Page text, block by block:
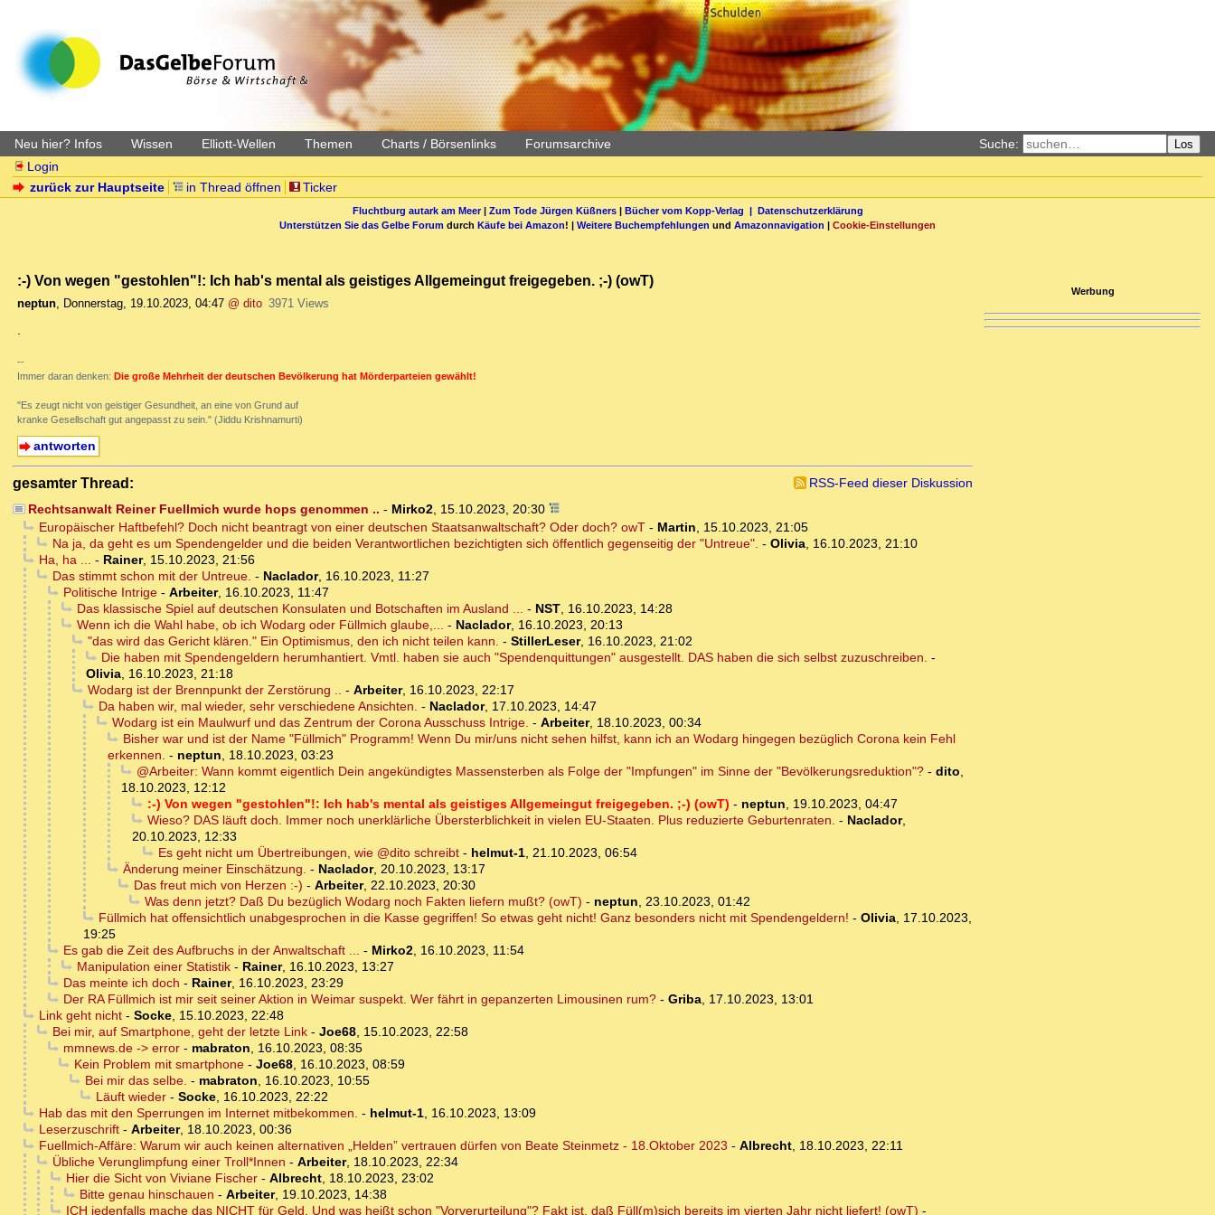
Neu hier? Infos Wissen Elliott-Wellen Themen Charts / Börsenlinks Forumsarchive Suche: Los
Login
zurück zur Hauptseite
in Thread öffnen Ticker
Fluchtburg autark am Meer| Zum Tode Jürgen Küßners| Bücher vom Kopp-Verlag | Datenschutzerklärung
Unterstützen Sie das Gelbe Forum durch Käufe bei Amazon! | Weitere Buchempfehlungen und Amazonnavigation | Cookie-Einstellungen
:-) Von wegen "gestohlen"!: Ich hab's mental als geistiges Allgemeingut freigegeben. ;-) (owT)
neptun, Donnerstag, 19.10.2023, 04:47 @ dito 3971 Views
.
--
Immer daran denken: Die große Mehrheit der deutschen Bevölkerung hat Mörderparteien gewählt!
"Es zeugt nicht von geistiger Gesundheit, an eine von Grund auf
kranke Gesellschaft gut angepasst zu sein." (Jiddu Krishnamurti)
antworten
gesamter Thread:
RSS-Feed dieser Diskussion
Rechtsanwalt Reiner Fuellmich wurde hops genommen .. - Mirko2, 15.10.2023, 20:30
Europäischer Haftbefehl? Doch nicht beantragt von einer deutschen Staatsanwaltschaft? Oder doch? owT- Martin, 15.10.2023, 21:05
Na ja, da geht es um Spendengelder und die beiden Verantwortlichen bezichtigten sich öffentlich gegenseitig der "Untreue". - Olivia, 16.10.2023, 21:10
Ha, ha ... - Rainer, 15.10.2023, 21:56
Das stimmt schon mit der Untreue. - Naclador, 16.10.2023, 11:27
Politische Intrige- Arbeiter, 16.10.2023, 11:47
Das klassische Spiel auf deutschen Konsulaten und Botschaften im Ausland ... - NST, 16.10.2023, 14:28
Wenn ich die Wahl habe, ob ich Wodarg oder Füllmich glaube,... - Naclador, 16.10.2023, 20:13
"das wird das Gericht klären." Ein Optimismus, den ich nicht teilen kann. - StillerLeser, 16.10.2023, 21:02
Die haben mit Spendengeldern herumhantiert. Vmtl. haben sie auch "Spendenquittungen" ausgestellt. DAS haben die sich selbst zuzuschreiben. -
Olivia, 16.10.2023, 21:18
Wodarg ist der Brennpunkt der Zerstörung .. - Arbeiter, 16.10.2023, 22:17
Da haben wir, mal wieder, sehr verschiedene Ansichten. - Naclador, 17.10.2023, 14:47
Wodarg ist ein Maulwurf und das Zentrum der Corona Ausschuss Intrige. - Arbeiter, 18.10.2023, 00:34
Bisher war und ist der Name "Füllmich" Programm! Wenn Du mir/uns nicht sehen hilfst, kann ich an Wodarg hingegen bezüglich Corona kein Fehl
erkennen. - neptun, 18.10.2023, 03:23
@Arbeiter: Wann kommt eigentlich Dein angekündigtes Massensterben als Folge der "Impfungen" im Sinne der "Bevölkerungsreduktion"?- dito,
18.10.2023, 12:12
:-) Von wegen "gestohlen"!: Ich hab's mental als geistiges Allgemeingut freigegeben. ;-) (owT) - neptun, 19.10.2023, 04:47
Wieso? DAS läuft doch. Immer noch unerklärliche Übersterblichkeit in vielen EU-Staaten. Plus reduzierte Geburtenraten. - Naclador,
20.10.2023, 12:33
Es geht nicht um Übertreibungen, wie @dito schreibt- helmut-1, 21.10.2023, 06:54
Änderung meiner Einschätzung. - Naclador, 20.10.2023, 13:17
Das freut mich von Herzen :-) - Arbeiter, 22.10.2023, 20:30
Was denn jetzt? Daß Du bezüglich Wodarg noch Fakten liefern mußt? (owT) - neptun, 23.10.2023, 01:42
Füllmich hat offensichtlich unabgesprochen in die Kasse gegriffen! So etwas geht nicht! Ganz besonders nicht mit Spendengeldern! - Olivia, 17.10.2023,
19:25
Es gab die Zeit des Aufbruchs in der Anwaltschaft ... - Mirko2, 16.10.2023, 11:54
Manipulation einer Statistik- Rainer, 16.10.2023, 13:27
Das meinte ich doch - Rainer, 16.10.2023, 23:29
Der RA Füllmich ist mir seit seiner Aktion in Weimar suspekt. Wer fährt in gepanzerten Limousinen rum?- Griba, 17.10.2023, 13:01
Link geht nicht- Socke, 15.10.2023, 22:48
Bei mir, auf Smartphone, geht der letzte Link- Joe68, 15.10.2023, 22:58
mmnews.de -> error- mabraton, 16.10.2023, 08:35
Kein Problem mit smartphone- Joe68, 16.10.2023, 08:59
Bei mir das selbe. - mabraton, 16.10.2023, 10:55
Läuft wieder- Socke, 16.10.2023, 22:22
Hab das mit den Sperrungen im Internet mitbekommen. - helmut-1, 16.10.2023, 13:09
Leserzuschrift- Arbeiter, 18.10.2023, 00:36
Fuellmich-Affäre: Warum wir auch keinen alternativen „Helden” vertrauen dürfen von Beate Steinmetz - 18.Oktober 2023 - Albrecht, 18.10.2023, 22:11
Übliche Verunglimpfung einer Troll*Innen - Arbeiter, 18.10.2023, 22:34
Hier die Sicht von Viviane Fischer- Albrecht, 18.10.2023, 23:02
Bitte genau hinschauen - Arbeiter, 19.10.2023, 14:38
ICH jedenfalls mache das NICHT für Geld. Und was heißt schon "Vorverurteilung"? Fakt ist, daß Füll(m)sich bereits im vierten Jahr nicht liefert! (owT) -
Werbung